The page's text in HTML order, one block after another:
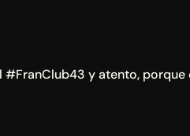
y atento,